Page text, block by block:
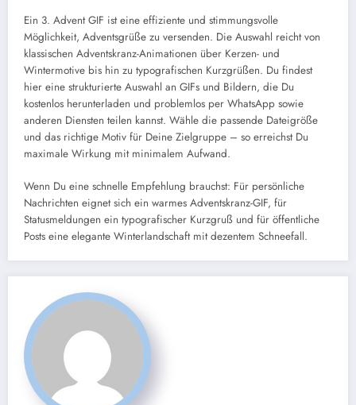
Ein 3. Advent GIF ist eine effiziente und stimmungsvolle
Möglichkeit, Adventsgrüße zu versenden. Die Auswahl reicht von
klassischen Adventskranz-Animationen über Kerzen- und
Wintermotive bis hin zu typografischen Kurzgrüßen. Du findest
hier eine strukturierte Auswahl an GIFs und Bildern, die Du
kostenlos herunterladen und problemlos per WhatsApp sowie
anderen Diensten teilen kannst. Wähle die passende Dateigröße
und das richtige Motiv für Deine Zielgruppe – so erreichst Du
maximale Wirkung mit minimalem Aufwand.
Wenn Du eine schnelle Empfehlung brauchst: Für persönliche
Nachrichten eignet sich ein warmes Adventskranz-GIF, für
Statusmeldungen ein typografischer Kurzgruß und für öffentliche
Posts eine elegante Winterlandschaft mit dezentem Schneefall.